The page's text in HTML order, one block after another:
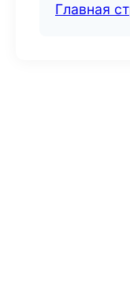
Главная